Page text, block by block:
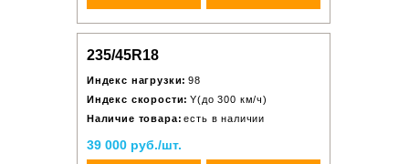
235/45R18
Индекс нагрузки: 98
Индекс скорости: Y(до 300 км/ч)
Наличие товара: есть в наличии
39 000 руб./шт.